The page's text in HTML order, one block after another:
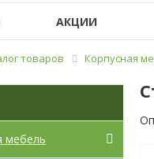
АКЦИИ
товаров Корпусная
мебель